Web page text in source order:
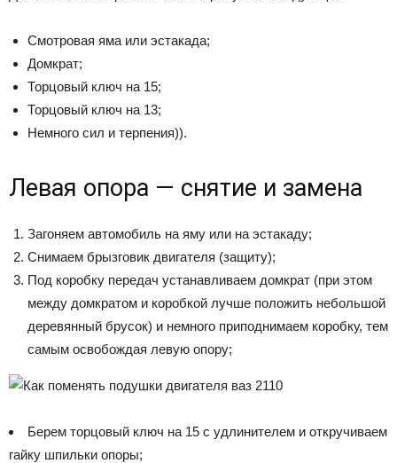
Смотровая яма или эстакада;
Домкрат;
Торцовый ключ на 15;
Торцовый ключ на 13;
Немного сил и терпения)).
Левая опора — снятие и замена
Загоняем автомобиль на яму или на эстакаду;
Снимаем брызговик двигателя (защиту);
Под коробку передач устанавливаем домкрат (при этом
между домкратом и коробкой лучше положить небольшой
деревянный брусок) и немного приподнимаем коробку, тем
самым освобождая левую опору;
Берем торцовый ключ на 15 с удлинителем и откручиваем
гайку шпильки опоры;